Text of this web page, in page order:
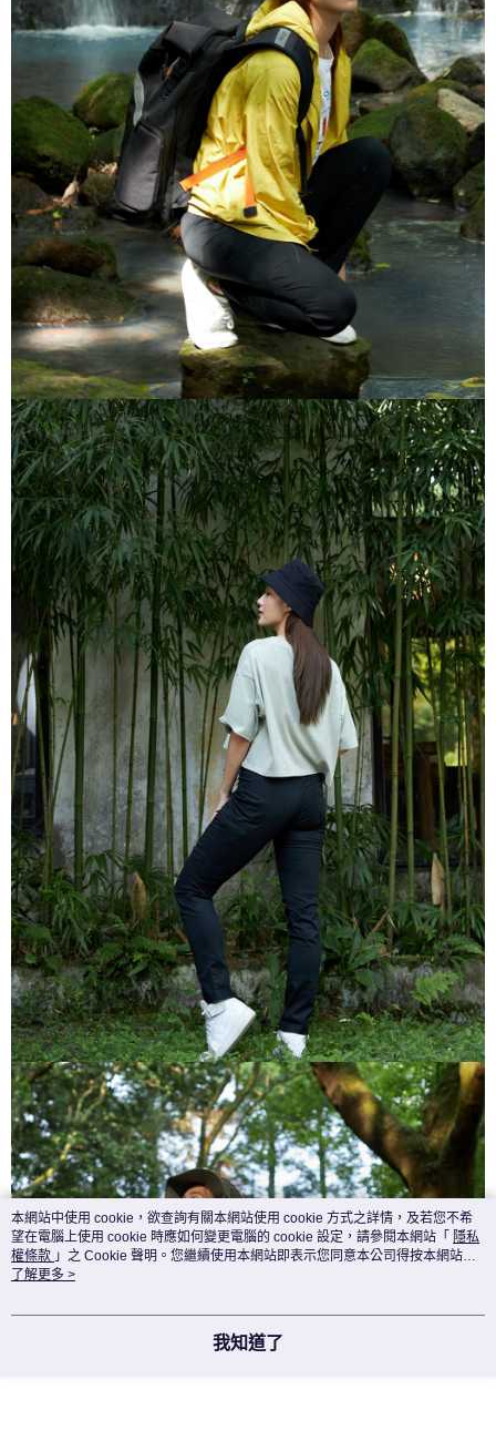
本網站中使用 cookie，欲查詢有關本網站使用 cookie 方式之詳情，及若您不希
望在電腦上使用 cookie 時應如何變更電腦的 cookie 設定，請參閱本網站「 隱私
權條款 」之 Cookie 聲明。您繼續使用本網站即表示您同意本公司得按本網站使
用條款之 Cookie 聲明使用 cookie。
了解更多 >
我知道了